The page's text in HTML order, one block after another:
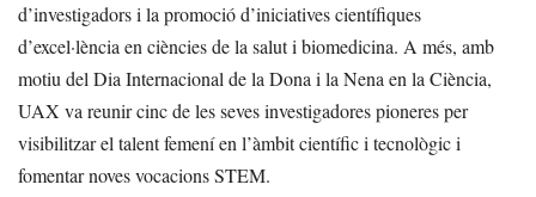
d’investigadors i la promoció d’iniciatives científiques
d’excel·lència en ciències de la salut i biomedicina. A més, amb
motiu del Dia Internacional de la Dona i la Nena en la Ciència,
UAX va reunir cinc de les seves investigadores pioneres per
visibilitzar el talent femení en l’àmbit científic i tecnològic i
fomentar noves vocacions STEM.